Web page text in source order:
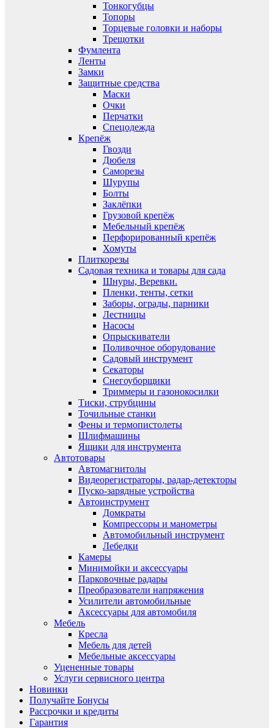
Тонкогубцы
Топоры
Торцевые головки и наборы
Трещотки
Фумлента
Ленты
Замки
Защитные средства
Маски
Очки
Перчатки
Спецодежда
Крепёж
Гвозди
Дюбеля
Саморезы
Шурупы
Болты
Заклёпки
Грузовой крепёж
Мебельный крепёж
Перфорированный крепёж
Хомуты
Плиткорезы
Садовая техника и товары для сада
Шнуры, Веревки.
Пленки, тенты, сетки
Заборы, ограды, парники
Лестницы
Насосы
Опрыскиватели
Поливочное оборудование
Садовый инструмент
Секаторы
Снегоуборщики
Триммеры и газонокосилки
Тиски, струбцины
Точильные станки
Фены и термопистолеты
Шлифмашины
Ящики для инструмента
Автотовары
Автомагнитолы
Видеорегистраторы, радар-детекторы
Пуско-зарядные устройства
Автоинструмент
Домкраты
Компрессоры и манометры
Автомобильный инструмент
Лебедки
Камеры
Минимойки и аксессуары
Парковочные радары
Преобразователи напряжения
Усилители автомобильные
Аксессуары для автомобиля
Мебель
Кресла
Мебель для детей
Мебельные аксессуары
Уцененные товары
Услуги сервисного центра
Новинки
Получайте Бонусы
Рассрочки и кредиты
Гарантия